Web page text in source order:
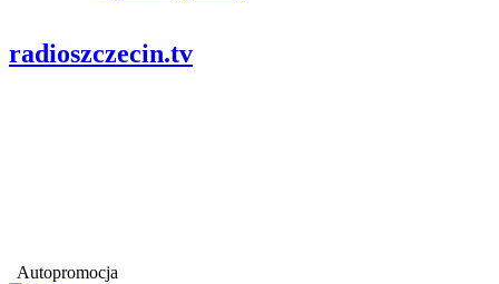
radioszczecin.tv
Autopromocja